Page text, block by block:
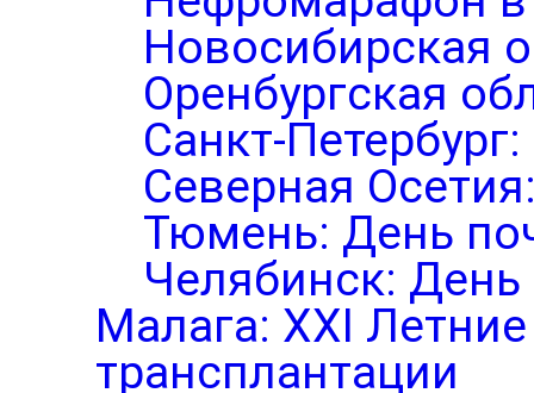
Новосибирская
Оренбургская
Санкт-
Северная
Тюмень: День
Челябинск: День
Малага: XXI
трансплантации